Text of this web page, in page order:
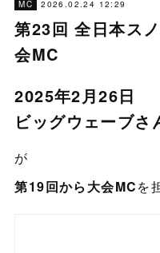
MC 2026.02.24 12:29
第23回 全日本ス
会MC
2025年2月26日
ビッグウェーブさ
が
第19回から大会MCを